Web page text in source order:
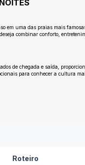
NOITES
em uma das praias mais
combinar conforto,
de chegada e saída,
para conhecer a cultura
Roteiro